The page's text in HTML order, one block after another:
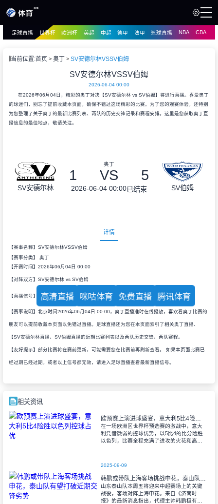
播
足球直播 世界杯 欧洲杯 英超 中超 德甲 法甲 篮球直播 NBA CBA
当前位置:首页 奥丁 SV安德尔林VSSV伯姆
SV安德尔林VSSV伯姆
2026-06-04 00:00
在2026年06月04日，精彩的奥丁对决【SV安德尔林 vs SV伯姆】将进行直播。喜爱奥丁
的球迷们，别忘了提前收藏本页面，确保不错过这场精彩的比赛。为了您的观赛体验，还特别
为您整理了关于奥丁的最新比赛列表、两队的历史交锋记录和赛程安排。这里是您获取奥丁直
播信息的最佳地点，敬请关注。
SV安德尔林
奥丁
1 VS 5
2026-06-04 00:00已结束 SV伯姆
详情
【赛事名称】SV安德尔林VSSV伯姆
【赛事分类】 奥丁
【开赛时间】2026年06月04日 00:00
【对阵双方】SV安德尔林 vs SV伯姆
【直播信号】 高清直播 咪咕体育 免费直播 腾讯体育
【赛事说明】北京时间2026年06月04日 00:00，奥丁直播准时在线播放，喜欢看奥丁比赛的
朋友可以提前收藏本页面以免错过直播。足球直播还为您在本页面索引了相关奥丁直播、
【SV安德尔林直播、SV伯姆直播的近期比赛列表以及两队历史交锋、两队赛程。
【友好提示】部分比赛将在赛前更新，可能需要您在比赛前再刷新查看。 如果本页面比赛已
经过期已经过期，或者以上信号都无效，请进入足球直播查看最新直播信号。
相关资讯
欧预赛上演进球盛宴，意大利5比4险胜以色列控球占优
在一场欧洲区世界杯预选赛的激战中，意大
利凭借微弱的控球优势，以5比4的比分险胜
以色列，比赛全程充满了进攻的火花和高效
2025-09-09
山东泰山队本周五将迎来中超赛场上的关键
战役，客场对阵上海申花。来自《济南时
报》的最新消息指出，代理主帅韩鹏极有可